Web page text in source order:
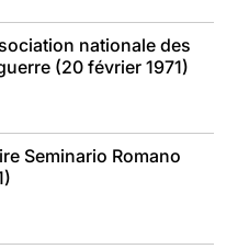
nationale des
(20 février 1971)
Seminario Romano